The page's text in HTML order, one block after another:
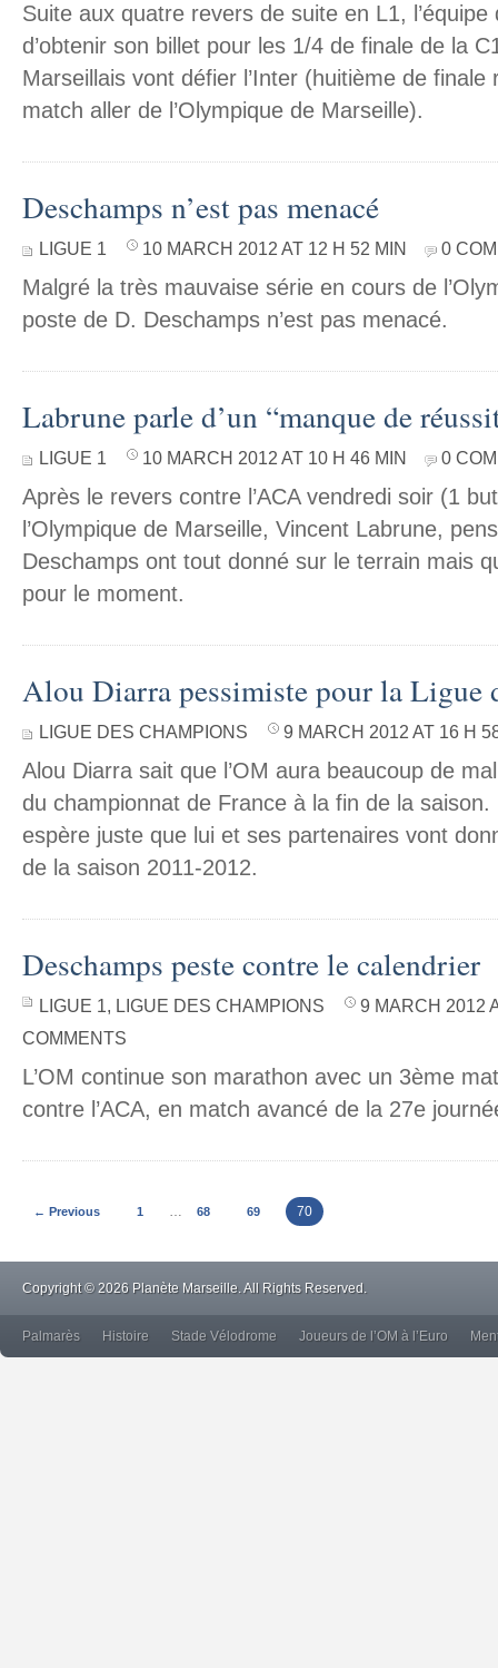
Suite aux quatre revers de suite en L1, l’équipe
d’obtenir son billet pour les 1/4 de finale de la
Marseillais vont défier l’Inter (huitième de
match aller de l’Olympique de Marseille).
Deschamps n’est pas menacé
LIGUE 1 10 MARCH 2012 AT 12 H 52 MIN 0
Malgré la très mauvaise série en cours de
poste de D. Deschamps n’est pas menacé.
Labrune parle d’un “manque de
LIGUE 1 10 MARCH 2012 AT 10 H 46 MIN 0
Après le revers contre l’ACA vendredi soir (1
l’Olympique de Marseille, Vincent Labrune,
Deschamps ont tout donné sur le terrain mais
pour le moment.
Alou Diarra pessimiste pour la Ligue
LIGUE DES CHAMPIONS 9 MARCH 2012 AT 16 H
Alou Diarra sait que l’OM aura beaucoup de
du championnat de France à la fin de la saison.
espère juste que lui et ses partenaires vont
de la saison 2011-2012.
Deschamps peste contre le calendrier
LIGUE 1, LIGUE DES CHAMPIONS
9 MARCH 2012
COMMENTS
L’OM continue son marathon avec un 3ème
contre l’ACA, en match avancé de la 27e
← Previous 1 … 68 69 70
Copyright © 2026 Planète Marseille. All Rights Reserved.
Palmarès Histoire Stade Vélodrome Joueurs de l’OM à l’Euro